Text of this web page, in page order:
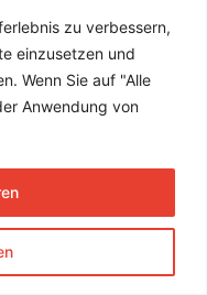
zu verbessern,
einzusetzen und
Wenn Sie auf "Alle
Anwendung von